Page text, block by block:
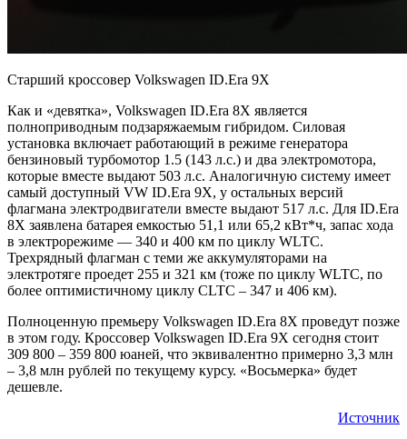
Старший кроссовер Volkswagen ID.Era 9X
Как и «девятка», Volkswagen ID.Era 8X является
полноприводным подзаряжаемым гибридом. Силовая
установка включает работающий в режиме генератора
бензиновый турбомотор 1.5 (143 л.с.) и два электромотора,
которые вместе выдают 503 л.с. Аналогичную систему имеет
самый доступный VW ID.Era 9X, у остальных версий
флагмана электродвигатели вместе выдают 517 л.с. Для ID.Era
8X заявлена батарея емкостью 51,1 или 65,2 кВт*ч, запас хода
в электрорежиме — 340 и 400 км по циклу WLTC.
Трехрядный флагман с теми же аккумуляторами на
электротяге проедет 255 и 321 км (тоже по циклу WLTC, по
более оптимистичному циклу CLTC – 347 и 406 км).
Полноценную премьеру Volkswagen ID.Era 8X проведут позже
в этом году. Кроссовер Volkswagen ID.Era 9X сегодня стоит
309 800 – 359 800 юаней, что эквивалентно примерно 3,3 млн
– 3,8 млн рублей по текущему курсу. «Восьмерка» будет
дешевле.
Источник